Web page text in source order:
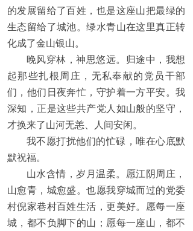
的发展留给了百姓，也是这座山把最绿的
生态留给了城池。绿水青山在这里真正转
化成了金山银山。
晚风穿林，神思悠远。归途中，我想
起那些扎根周庄，无私奉献的党员干部
们，他们日夜奔忙，守护着一方平安。我
深知，正是这些共产党人如山般的坚守，
才换来了山河无恙、人间安闲。
我不愿打扰他们的忙碌，唯在心底默
默祝福。
山水含情，岁月温柔。愿江阴周庄，
山愈青，城愈盛。也愿我穿城而过的党委
村倪家巷村百姓生活，更美好。愿每一座
城，都不负脚下的山；愿每一座山，都不